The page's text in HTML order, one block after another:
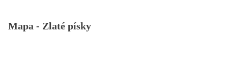
Mapa - Zlaté písky